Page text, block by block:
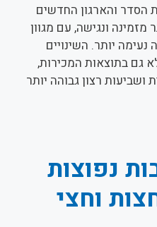
הסדר והארגון החדשים
ונגישה, עם מגוון
נעימה יותר. השינויים
גם בתוצאות המכירות,
רצון גבוהה יותר
נפוצות
וחצי